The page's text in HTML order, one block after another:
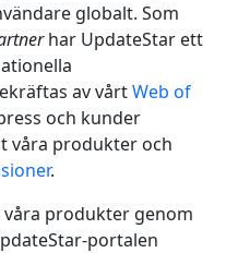
globalt. Som
har UpdateStar ett
av vårtWeb of
och kunder
våra produkter och
.
produkter genom
portalen